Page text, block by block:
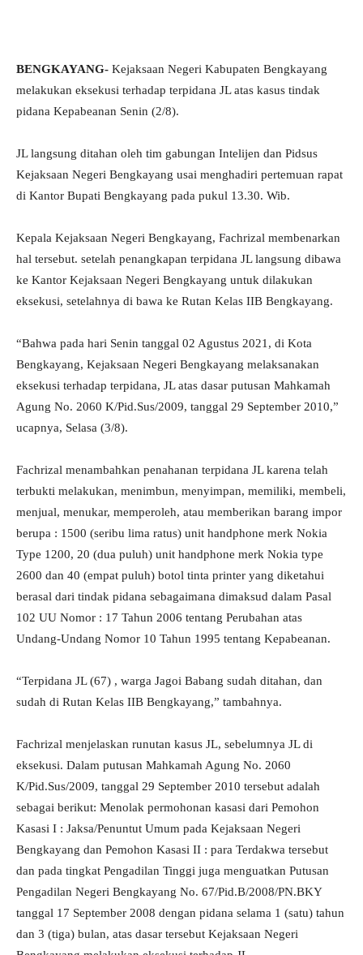
BENGKAYANG- Kejaksaan Negeri Kabupaten Bengkayang
melakukan eksekusi terhadap terpidana JL atas kasus tindak
pidana Kepabeanan Senin (2/8).
JL langsung ditahan oleh tim gabungan Intelijen dan Pidsus
Kejaksaan Negeri Bengkayang usai menghadiri pertemuan rapat
di Kantor Bupati Bengkayang pada pukul 13.30. Wib.
Kepala Kejaksaan Negeri Bengkayang, Fachrizal membenarkan
hal tersebut. setelah penangkapan terpidana JL langsung dibawa
ke Kantor Kejaksaan Negeri Bengkayang untuk dilakukan
eksekusi, setelahnya di bawa ke Rutan Kelas IIB Bengkayang.
“Bahwa pada hari Senin tanggal 02 Agustus 2021, di Kota
Bengkayang, Kejaksaan Negeri Bengkayang melaksanakan
eksekusi terhadap terpidana, JL atas dasar putusan Mahkamah
Agung No. 2060 K/Pid.Sus/2009, tanggal 29 September 2010,”
ucapnya, Selasa (3/8).
Fachrizal menambahkan penahanan terpidana JL karena telah
terbukti melakukan, menimbun, menyimpan, memiliki, membeli,
menjual, menukar, memperoleh, atau memberikan barang impor
berupa : 1500 (seribu lima ratus) unit handphone merk Nokia
Type 1200, 20 (dua puluh) unit handphone merk Nokia type
2600 dan 40 (empat puluh) botol tinta printer yang diketahui
berasal dari tindak pidana sebagaimana dimaksud dalam Pasal
102 UU Nomor : 17 Tahun 2006 tentang Perubahan atas
Undang-Undang Nomor 10 Tahun 1995 tentang Kepabeanan.
“Terpidana JL (67) , warga Jagoi Babang sudah ditahan, dan
sudah di Rutan Kelas IIB Bengkayang,” tambahnya.
Fachrizal menjelaskan runutan kasus JL, sebelumnya JL di
eksekusi. Dalam putusan Mahkamah Agung No. 2060
K/Pid.Sus/2009, tanggal 29 September 2010 tersebut adalah
sebagai berikut: Menolak permohonan kasasi dari Pemohon
Kasasi I : Jaksa/Penuntut Umum pada Kejaksaan Negeri
Bengkayang dan Pemohon Kasasi II : para Terdakwa tersebut
dan pada tingkat Pengadilan Tinggi juga menguatkan Putusan
Pengadilan Negeri Bengkayang No. 67/Pid.B/2008/PN.BKY
tanggal 17 September 2008 dengan pidana selama 1 (satu) tahun
dan 3 (tiga) bulan, atas dasar tersebut Kejaksaan Negeri